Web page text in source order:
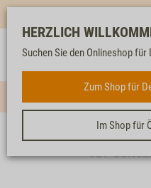
Service
HERZLICH
Suchen Sie den Onlineshop für
Zum Shop für
Im Shop für
VET-